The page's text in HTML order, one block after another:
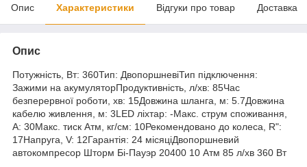
Опис Характеристики Відгуки про товар Доставка
Опис
Потужність, Вт: 360Тип: ДвопоршневіТип підключення:
Зажими на акумуляторПродуктивність, л/хв: 85Час
безперервної роботи, хв: 15Довжина шланга, м: 5.7Довжина
кабелю живлення, м: 3LED ліхтар: -Макс. струм споживання,
А: 30Макс. тиск Атм, кг/см: 10Рекомендовано до колеса, R":
17Напруга, V: 12Гарантія: 24 місяціДвопоршневий
автокомпресор Шторм Бі-Пауэр 20400 10 Атм 85 л/хв 360 Вт